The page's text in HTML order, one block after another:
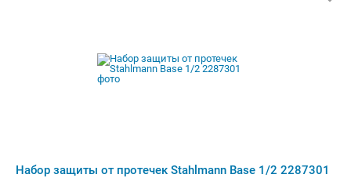
Набор защиты от протечек Stahlmann Base 1/2 2287301